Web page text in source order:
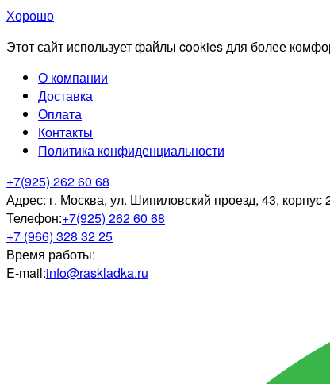
Хорошо
Этот сайт использует файлы cookies для более
О компании
Доставка
Оплата
Контакты
Политика конфиденциальности
+7(925) 262 60 68
Адрес: г. Москва, ул. Шипиловский проезд, 43, корпус
Телефон:+7(925) 262 60 68
+7 (966) 328 32 25
Время работы:
E-mail:info@raskladka.ru